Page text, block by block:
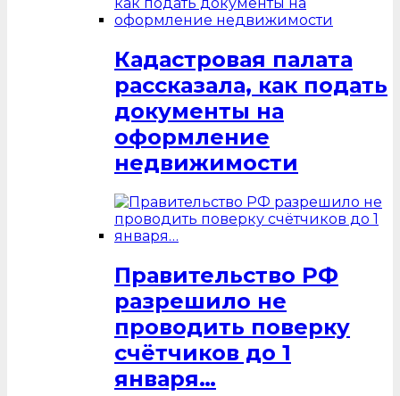
Кадастровая палата
рассказала, как подать
документы на
оформление
недвижимости
Правительство РФ
разрешило не
проводить поверку
счётчиков до 1
января…